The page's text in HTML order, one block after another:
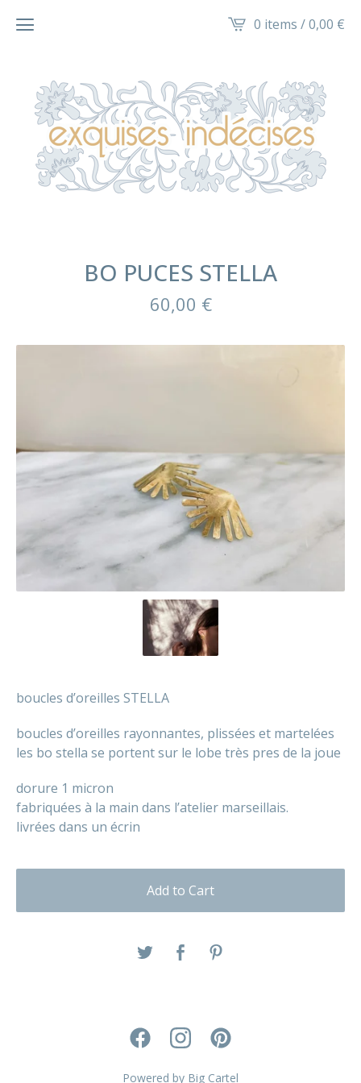
0 items /0,00 €
BO PUCES STELLA
60,00 €
boucles d’oreilles STELLA
boucles d’oreilles rayonnantes, plissées et martelées
les bo stella se portent sur le lobe très pres de la joue
dorure 1 micron
fabriquées à la main dans l’atelier marseillais.
livrées dans un écrin
Add to Cart
Powered by Big Cartel